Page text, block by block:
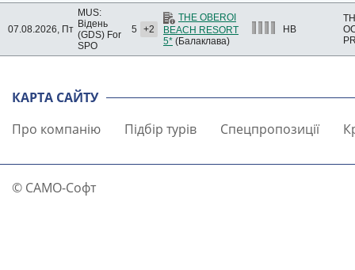
07.08.2026, Пт
MUS:
Відень
(GDS) For
SPO
5 +2
THE OBEROI
BEACH RESORT
5* (Балаклава)
HB
КАРТА САЙТУ
Про компанію
Підбір турів Спецпропозиції
© САМО-Софт